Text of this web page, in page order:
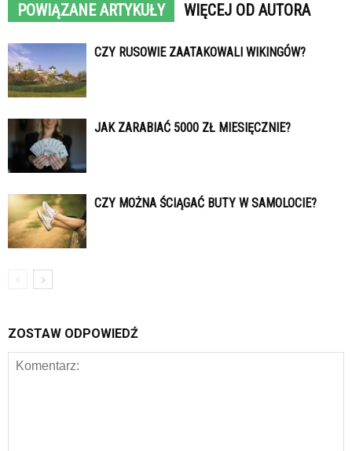
POWIĄZANE ARTYKUŁY WIĘCEJ OD AUTORA
CZY RUSOWIE ZAATAKOWALI WIKINGÓW?
JAK ZARABIAĆ 5000 ZŁ MIESIĘCZNIE?
CZY MOŻNA ŚCIĄGAĆ BUTY W SAMOLOCIE?
ZOSTAW ODPOWIEDŹ